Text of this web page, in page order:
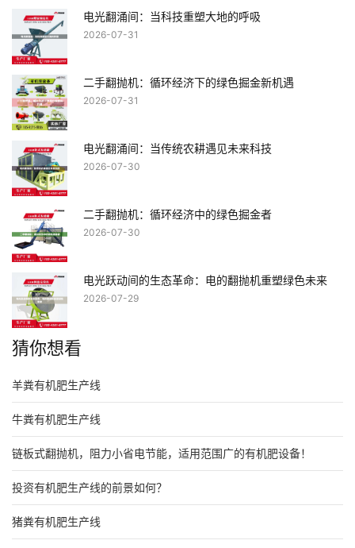
电光翻涌间：当科技重塑大地的呼吸
2026-07-31
二手翻抛机：循环经济下的绿色掘金新机遇
2026-07-31
电光翻涌间：当传统农耕遇见未来科技
2026-07-30
二手翻抛机：循环经济中的绿色掘金者
2026-07-30
电光跃动间的生态革命：电的翻抛机重塑绿色未来
2026-07-29
猜你想看
羊粪有机肥生产线
牛粪有机肥生产线
链板式翻抛机，阻力小省电节能，适用范围广的有机肥设备！
投资有机肥生产线的前景如何？
猪粪有机肥生产线